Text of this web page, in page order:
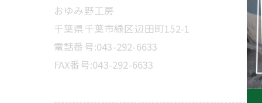
おゆみ野工房
千葉県千葉市緑区辺田町152-1
電話番号:043-292-6633
FAX番号:043-292-6633